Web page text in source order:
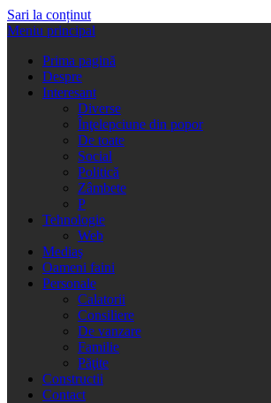
Sari la conținut
Meniu principal
Prima pagină
Despre
Interesant
Diverse
Înţelepciune din popor
De toate
Social
Politică
Zâmbete
P
Tehnologie
Web
Mediaş
Oameni faini
Personale
Calatorii
Consiliere
De vanzare
Familie
Păţite
Constructii
Contact